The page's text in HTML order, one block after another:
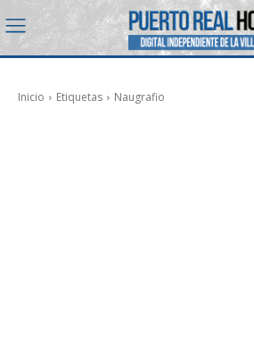
Inicio Etiquetas Naugrafio